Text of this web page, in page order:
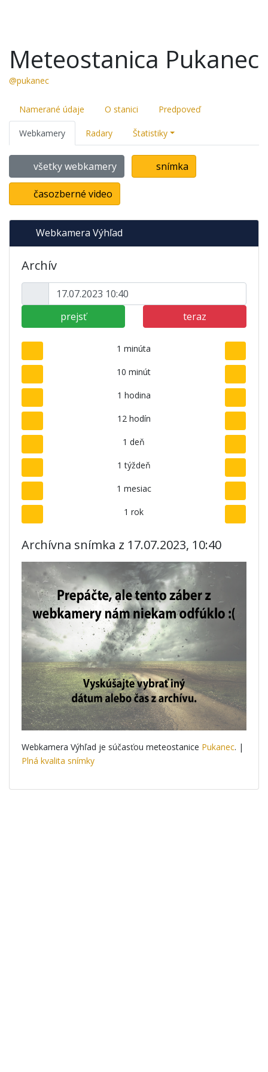
Meteostanica Pukanec
@pukanec
Namerané údaje O stanici Predpoveď
Webkamery Radary Štatistiky
všetky webkamery snímka
časozberné video
Webkamera Výhľad
Archív
prejsť teraz
1 minúta
10 minút
1 hodina
12 hodín
1 deň
1 týždeň
1 mesiac
1 rok
Archívna snímka z 17.07.2023, 10:40
Webkamera Výhľad je súčasťou meteostanice Pukanec. |
Plná kvalita snímky